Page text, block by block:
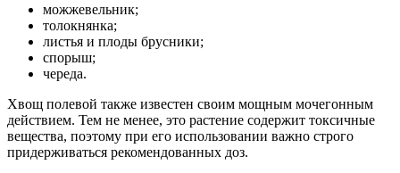
можжевельник;
толокнянка;
листья и плоды брусники;
спорыш;
череда.
Хвощ полевой также известен своим мощным мочегонным
действием. Тем не менее, это растение содержит токсичные
вещества, поэтому при его использовании важно строго
придерживаться рекомендованных доз.